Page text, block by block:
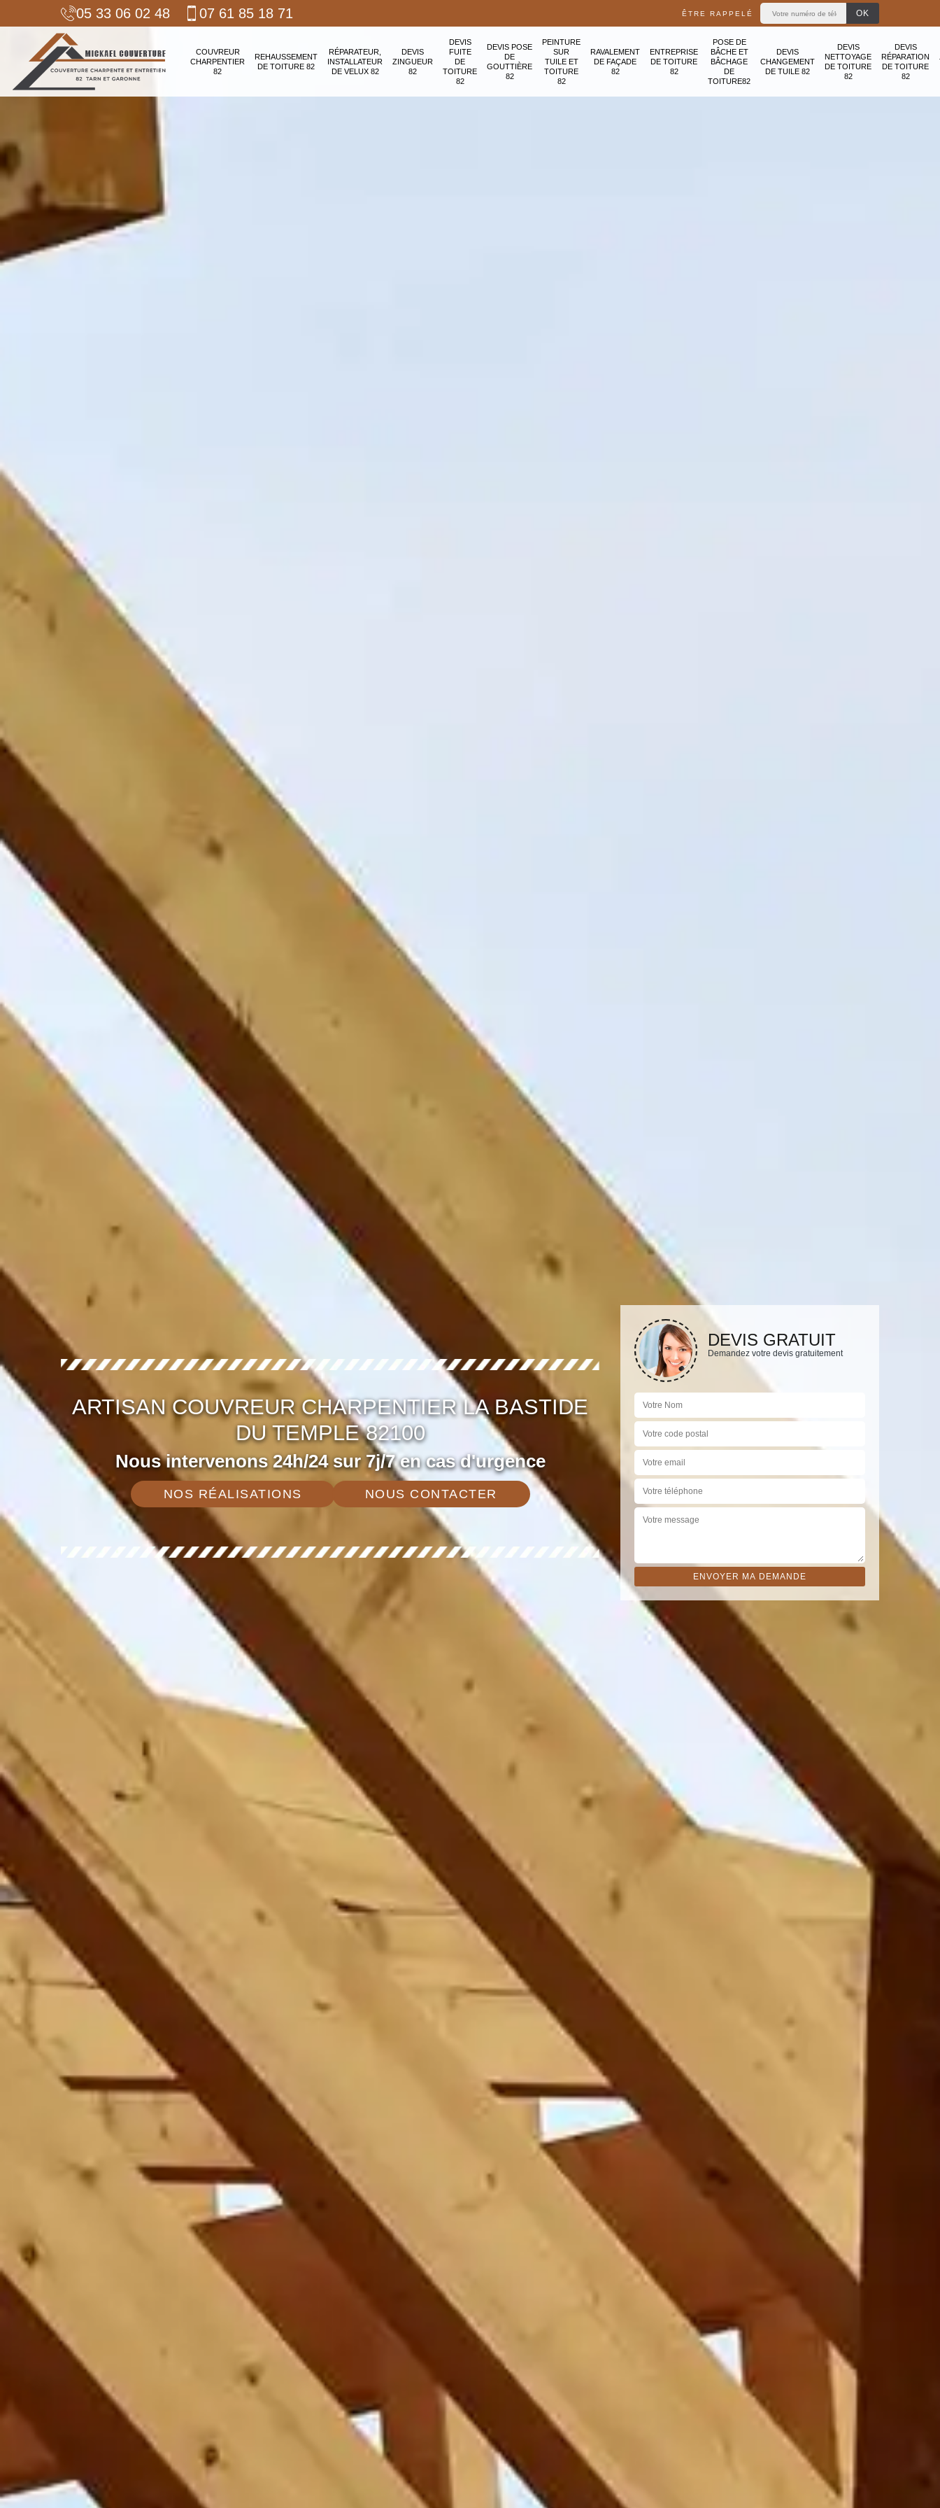
05 33 06 02 48 07 61 85 18 71 ÊTRE RAPPELÉ
COUVREUR
CHARPENTIER
82
REHAUSSEMENT
DE TOITURE 82
RÉPARATEUR,
INSTALLATEUR
DE VELUX 82
DEVIS
ZINGUEUR
82
DEVIS
FUITE
DE
TOITURE
82
DEVIS POSE
DE
GOUTTIÈRE
82
PEINTURE
SUR
TUILE ET
TOITURE
82
RAVALEMENT
DE FAÇADE
82
ENTREPRISE
DE TOITURE
82
POSE DE
BÂCHE ET
BÂCHAGE
DE
TOITURE82
DEVIS
CHANGEMENT
DE TUILE 82
DEVIS
NETTOYAGE
DE TOITURE
82
DEVIS
RÉPARATION
DE TOITURE
82
ARTISAN COUVREUR CHARPENTIER LA BASTIDE
DU TEMPLE 82100
Nous intervenons 24h/24 sur 7j/7 en cas d'urgence
NOS RÉALISATIONS NOUS CONTACTER
DEVIS GRATUIT
Demandez votre devis gratuitement